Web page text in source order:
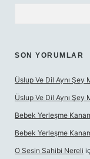
SON YORUMLAR
Üslup Ve Dil Aynı Şey
Üslup Ve Dil Aynı Şey
Bebek Yerleşme
Bebek Yerleşme
O Sesin Sahibi Nereli